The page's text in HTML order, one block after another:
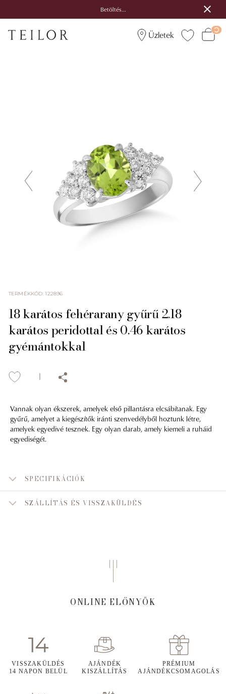
Betöltés...
Üzletek
TERMÉKKÓD:122896
18 karátos fehérarany gyűrű 2.18
karátos peridottal és 0.46 karátos
gyémántokkal
Vannak olyan ékszerek, amelyek első pillantásra elcsábítanak. Egy
gyűrű, amelyet a kiegészítők iránti szenvedélyből hoztunk létre,
amelyek egyedivé tesznek. Egy olyan darab, amely kiemeli a ruháid
egyediségét.
SPECIFIKÁCIÓK
SZÁLLÍTÁS ÉS VISSZAKÜLDÉS
ONLINE ELŐNYÖK
VISSZAKÜLDÉS
14 NAPON BELÜL
AJÁNDÉK
KISZÁLLÍTÁS
PRÉMIUM
AJÁNDÉKCSOMAGOLÁS